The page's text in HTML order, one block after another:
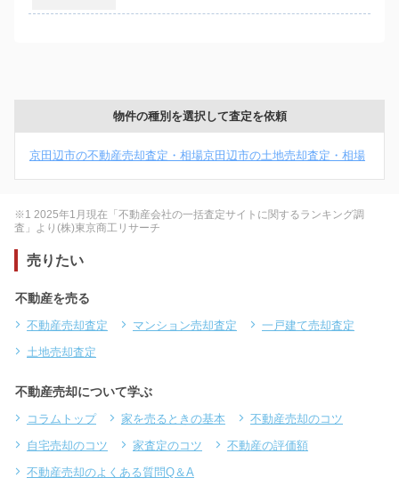
物件の種別を選択して査定を依頼
京田辺市の不動産売却査定・相場京田辺市の土地売却査定・相場
※1 2025年1月現在「不動産会社の一括査定サイトに関するランキング調
査」より(株)東京商工リサーチ
売りたい
不動産を売る
不動産売却査定 マンション売却査定
一戸建て売却査定
土地売却査定
不動産売却について学ぶ
コラムトップ 家を売るときの基本
不動産売却のコツ
自宅売却のコツ
家査定のコツ
不動産の評価額
不動産売却のよくある質問Q＆A